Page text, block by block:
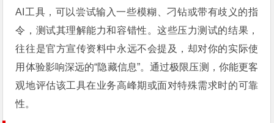
AI工具，可以尝试输入一些模糊、刁钻或带有歧义的指
令，测试其理解能力和容错性。这些压力测试的结果，
往往是官方宣传资料中永远不会提及，却对你的实际使
用体验影响深远的“隐藏信息”。通过极限压测，你能更客
观地评估该工具在业务高峰期或面对特殊需求时的可靠
性。